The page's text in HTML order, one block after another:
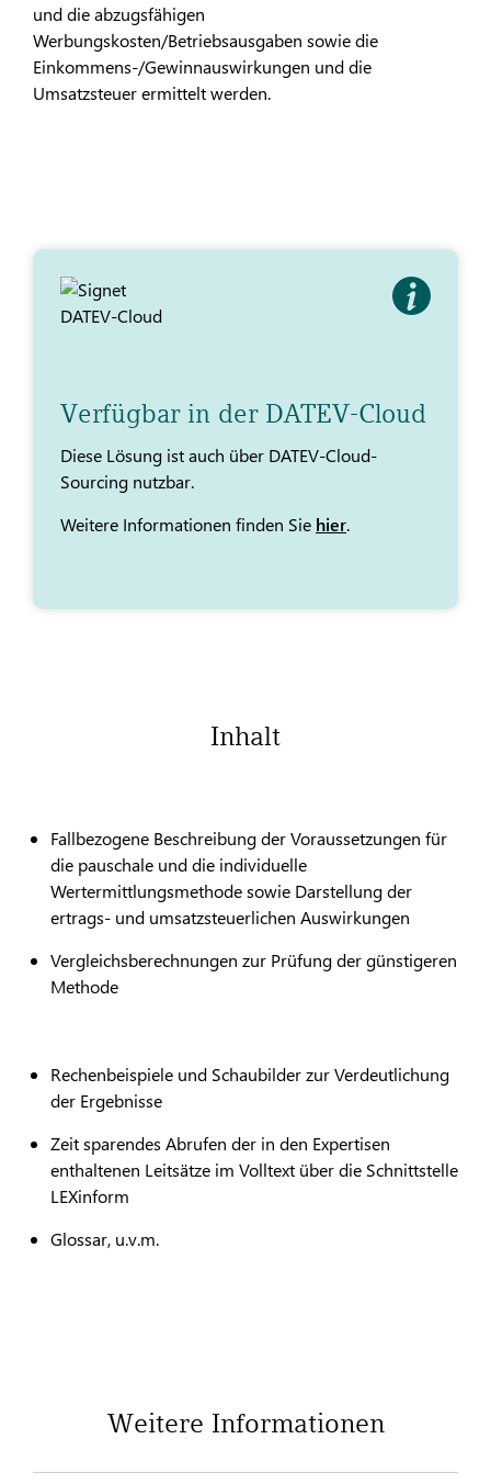
und die abzugsfähigen
Werbungskosten/Betriebsausgaben sowie die
Einkommens-/Gewinnauswirkungen und die
Umsatzsteuer ermittelt werden.
Verfügbar in der DATEV-Cloud
Diese Lösung ist auch über DATEV-Cloud-
Sourcing nutzbar.
Weitere Informationen finden Sie hier.
Inhalt
Fallbezogene Beschreibung der Voraussetzungen für
die pauschale und die individuelle
Wertermittlungsmethode sowie Darstellung der
ertrags- und umsatzsteuerlichen Auswirkungen
Vergleichsberechnungen zur Prüfung der günstigeren
Methode
Rechenbeispiele und Schaubilder zur Verdeutlichung
der Ergebnisse
Zeit sparendes Abrufen der in den Expertisen
enthaltenen Leitsätze im Volltext über die Schnittstelle
LEXinform
Glossar, u.v.m.
Weitere Informationen